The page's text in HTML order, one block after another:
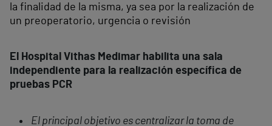
la finalidad de la misma, ya sea por la realización de
un preoperatorio, urgencia o revisión
El Hospital Vithas Medimar habilita una sala
independiente para la realización específica de
pruebas PCR
El principal objetivo es centralizar la toma de